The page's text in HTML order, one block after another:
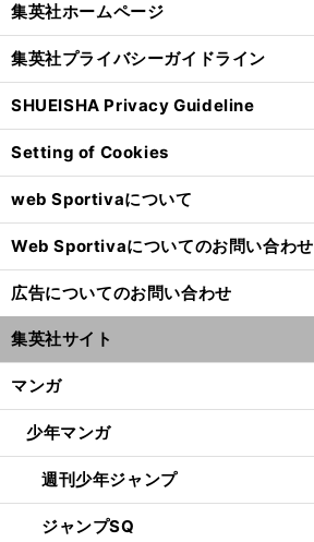
集英社ホームページ
集英社プライバシーガイドライン
SHUEISHA Privacy Guideline
Setting of Cookies
web Sportivaについて
Web Sportivaについてのお問い合わせ
広告についてのお問い合わせ
集英社サイト
マンガ
少年マンガ
週刊少年ジャンプ
ジャンプSQ